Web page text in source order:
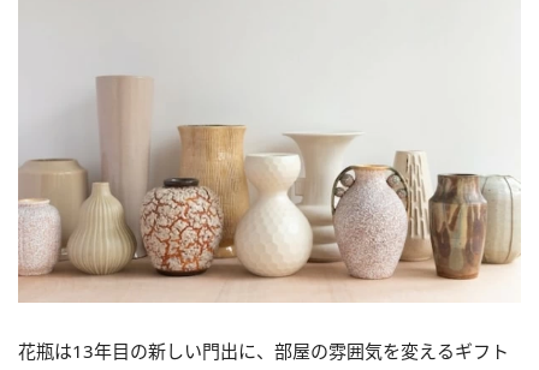
花瓶は13年目の新しい門出に、部屋の雰囲気を変えるギフト